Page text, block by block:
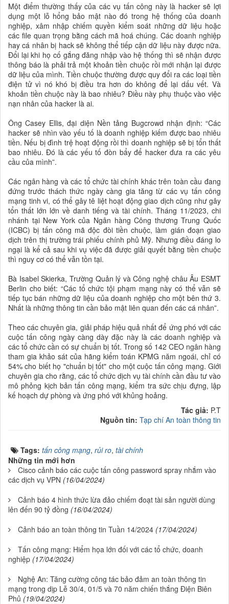
Một điểm thường thấy của các vụ tấn công này là hacker sẽ lợi
dụng một lỗ hổng bảo mật nào đó trong hệ thống của doanh
nghiệp, xâm nhập chiếm quyền kiểm soát những dữ liệu hoặc
các file quan trọng bằng cách mã hoá chúng. Các doanh nghiệp
hay cá nhân bị hack sẽ không thể tiếp cận dữ liệu này được nữa.
Đổi lại khi họ cố gắng đăng nhập vào hệ thống thì sẽ nhận được
thông báo là phải trả một khoản tiền chuộc rồi mới nhận lại được
dữ liệu của mình. Tiền chuộc thường được quy đổi ra các loại tiền
điện tử vì nó khó bị điều tra hơn do không để lại dấu vết. Và
khoản tiền chuộc này là bao nhiêu? Điều này phụ thuộc vào việc
nạn nhân của hacker là ai.
Ông Casey Ellis, đại diện Nền tảng Bugcrowd nhận định: “Các
hacker sẽ nhìn vào yếu tố là doanh nghiệp kiếm được bao nhiêu
tiền. Nếu bị đình trệ hoạt động rồi thì doanh nghiệp sẽ bị tổn thất
bao nhiêu. Đó là các yếu tố đòn bẩy để hacker đưa ra các yêu
cầu của mình”.
Các ngân hàng và các tổ chức tài chính khác trên toàn cầu đang
đứng trước thách thức ngày càng gia tăng từ các vụ tấn công
mạng tinh vi, có thể gây tê liệt hoạt động giao dịch cũng như gây
tổn thất lớn lớn về danh tiếng và tài chính. Tháng 11/2023, chi
nhánh tại New York của Ngân hàng Công thương Trung Quốc
(ICBC) bị tấn công mã độc đòi tiền chuộc, làm gián đoạn giao
dịch trên thị trường trái phiếu chính phủ Mỹ. Nhưng điều đáng lo
ngại là kể cả sau khi vụ việc đã được giải quyết bằng tiền chuộc
thì nguy cơ có thể vẫn tồn tại.
Bà Isabel Skierka, Trường Quản lý và Công nghệ châu Âu ESMT
Berlin cho biết: “Các tổ chức tội phạm mạng này có thể vẫn sẽ
tiếp tục bán những dữ liệu của doanh nghiệp cho một bên thứ 3.
Nhất là những thông tin cần bảo mật liên quan đến các cá nhân”.
Theo các chuyên gia, giải pháp hiệu quả nhất để ứng phó với các
cuộc tấn công ngày càng dày đặc này là các doanh nghiệp và
các tổ chức cần có sự chuẩn bị tốt. Trong số 142 CEO ngân hàng
tham gia khảo sát của hãng kiểm toán KPMG năm ngoái, chỉ có
54% cho biết họ "chuẩn bị tốt" cho một cuộc tấn công mạng. Giới
chuyên gia cho rằng, các tổ chức dịch vụ tài chính cần đầu tư vào
mô phỏng kịch bản tấn công mạng, kiểm tra sức chịu đựng, lập
kế hoạch dự phòng và ứng phó với khủng hoảng.
Tác giả: P.T
Nguồn tin: Tạp chí An toàn thông tin
Tags: tấn công mạng, rủi ro, tài chính
Những tin mới hơn
Cisco cảnh báo các cuộc tấn công password spray nhắm vào
các dịch vụ VPN (16/04/2024)
Cảnh báo 4 hình thức lừa đảo chiếm đoạt tài sản người dùng
lên đến 90 tỷ đồng (16/04/2024)
Cảnh báo an toàn thông tin Tuần 14/2024 (17/04/2024)
Tấn công mạng: Hiểm họa lớn đối với các tổ chức, doanh
nghiệp (17/04/2024)
Nghệ An: Tăng cường công tác bảo đảm an toàn thông tin
mạng trong dịp Lễ 30/4, 01/5 và 70 năm chiến thắng Điện Biên
Phủ (19/04/2024)